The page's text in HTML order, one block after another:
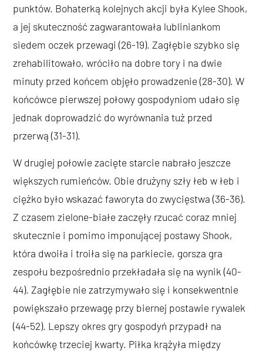
punktów. Bohaterką kolejnych akcji była Kylee Shook,
a jej skuteczność zagwarantowała lubliniankom
siedem oczek przewagi (26-19). Zagłębie szybko się
zrehabilitowało, wróciło na dobre tory i na dwie
minuty przed końcem objęło prowadzenie (28-30). W
końcówce pierwszej połowy gospodyniom udało się
jednak doprowadzić do wyrównania tuż przed
przerwą (31-31).
W drugiej połowie zacięte starcie nabrało jeszcze
większych rumieńców. Obie drużyny szły łeb w łeb i
ciężko było wskazać faworyta do zwycięstwa (36-36).
Z czasem zielone-białe zaczęły rzucać coraz mniej
skutecznie i pomimo imponującej postawy Shook,
która dwoiła i troiła się na parkiecie, gorsza gra
zespołu bezpośrednio przekładała się na wynik (40-
44). Zagłębie nie zatrzymywało się i konsekwentnie
powiększało przewagę przy biernej postawie rywalek
(44-52). Lepszy okres gry gospodyń przypadł na
końcówkę trzeciej kwarty. Piłka krążyła między